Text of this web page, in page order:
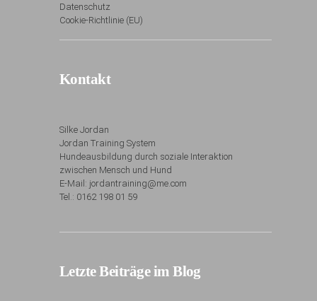
Datenschutz
Cookie-Richtlinie (EU)
Kontakt
Silke Jordan
Jordan Training System
Hundeausbildung durch soziale Interaktion
zwischen Mensch und Hund
E-Mail: jordantraining@me.com
Tel.: 0162 198 01 59
Letzte Beiträge im Blog